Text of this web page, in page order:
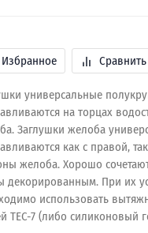
Избранное Сравнить
универсальные
на торцах
Заглушки желоба
как с правой,
желоба. Хорошо
декорированным. При их
использовать
ТЕС-7 (либо силиконовый